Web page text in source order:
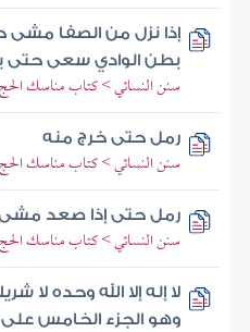
إذا نزل من الصفا مشى
بطن الوادي سعى حتى
سنن النسائي > كتاب مناسك
رمل حتى خرج منه
سنن النسائي > كتاب مناسك
رمل حتى إذا صعد
سنن النسائي > كتاب مناسك
لا إله إلا الله وحده لا
وهو الجزء الخامس